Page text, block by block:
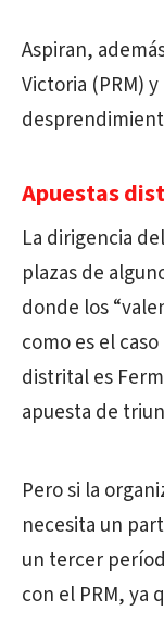
Aspiran,
Victoria (PRM)
Apuestas
La dirigencia
plazas de
donde los
como es el
distrital es
apuesta de
Pero si la
necesita un
un tercer
con el PRM, ya